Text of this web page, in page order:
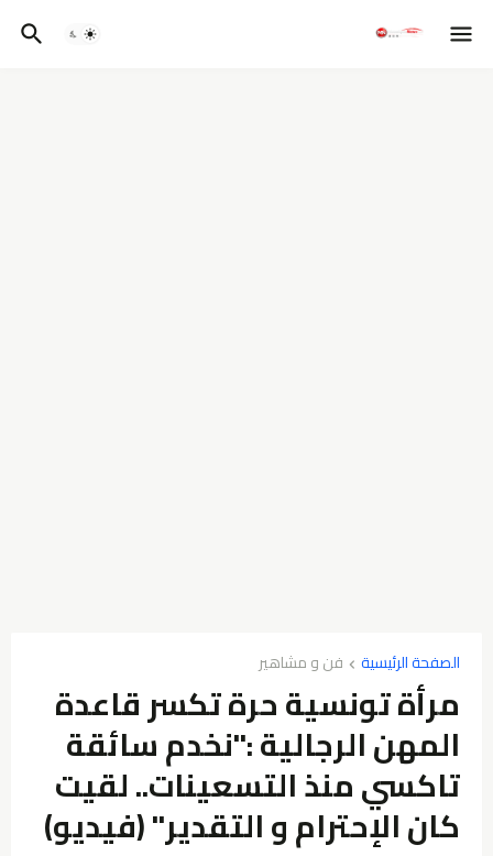
الصفحة الرئيسية فن و مشاهير
مرأة تونسية حرة تكسر قاعدة
المهن الرجالية :"نخدم سائقة
تاكسي منذ التسعينات.. لقيت
كان الإحترام و التقدير" (فيديو)